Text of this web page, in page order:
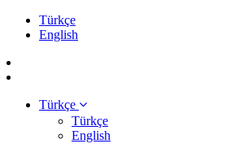
Türkçe
English
Türkçe
Türkçe
English